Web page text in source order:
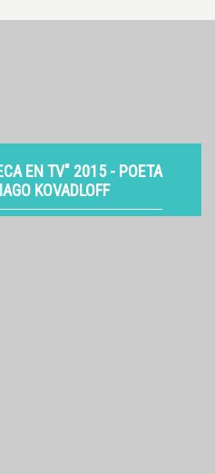
EN TV" 2015 - POETA
KOVADLOFF